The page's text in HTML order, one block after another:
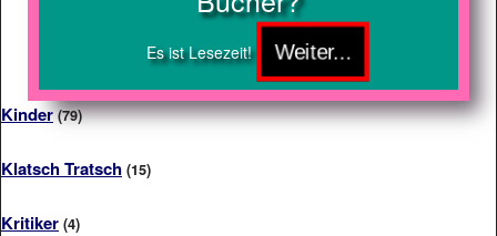
Es ist Lesezeit!
Kinder (79)
Klatsch Tratsch (15)
Kritiker (4)